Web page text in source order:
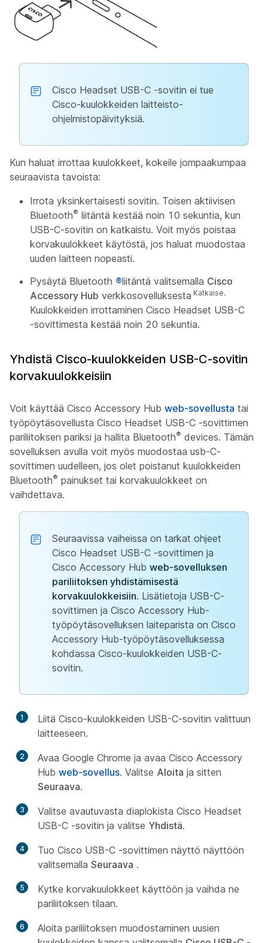
Cisco Headset USB-C -sovitin ei tue
Cisco-kuulokkeiden laitteisto-
ohjelmistopäivityksiä.
Kun haluat irrottaa kuulokkeet, kokeile jompaakumpaa
seuraavista tavoista:
Irrota yksinkertaisesti sovitin. Toisen aktiivisen
Bluetooth® liitäntä kestää noin 10 sekuntia, kun
USB-C-sovitin on katkaistu. Voit myös poistaa
korvakuulokkeet käytöstä, jos haluat muodostaa
uuden laitteen nopeasti.
Pysäytä Bluetooth ®liitäntä valitsemalla Cisco
Accessory Hub verkkosovelluksesta Katkaise.
Kuulokkeiden irrottaminen Cisco Headset USB-C
-sovittimesta kestää noin 20 sekuntia.
Yhdistä Cisco-kuulokkeiden USB-C-sovitin
korvakuulokkeisiin
Voit käyttää Cisco Accessory Hub web-sovellusta tai
työpöytäsovellusta Cisco Headset USB-C -sovittimen
pariliitoksen pariksi ja hallita Bluetooth® devices. Tämän
sovelluksen avulla voit myös muodostaa usb-C-
sovittimen uudelleen, jos olet poistanut kuulokkeiden
Bluetooth® painukset tai korvakuulokkeet on
vaihdettava.
Seuraavissa vaiheissa on tarkat ohjeet
Cisco Headset USB-C -sovittimen ja
Cisco Accessory Hub web-sovelluksen
pariliitoksen yhdistämisestä
korvakuulokkeisiin. Lisätietoja USB-C-
sovittimen ja Cisco Accessory Hub-
työpöytäsovelluksen laiteparista on Cisco
Accessory Hub-työpöytäsovelluksessa
kohdassa Cisco-kuulokkeiden USB-C-
sovitin.
1
Liitä Cisco-kuulokkeiden USB-C-sovitin valittuun
laitteeseen.
2
Avaa Google Chrome ja avaa Cisco Accessory
Hub web-sovellus. Valitse Aloita ja sitten
Seuraava.
3
Valitse avautuvasta diaplokista Cisco Headset
USB-C -sovitin ja valitse Yhdistä.
4
Tuo Cisco USB-C -sovittimen näyttö näyttöön
valitsemalla Seuraava .
5
Kytke korvakuulokkeet käyttöön ja vaihda ne
pariliitoksen tilaan.
6
Aloita pariliitoksen muodostaminen uusien